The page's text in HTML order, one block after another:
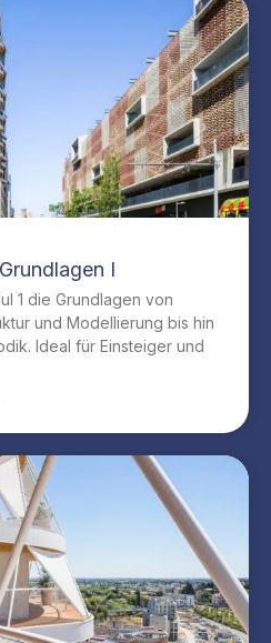
I
1 die Grundlagen von
und Modellierung bis hin
Ideal für Einsteiger und